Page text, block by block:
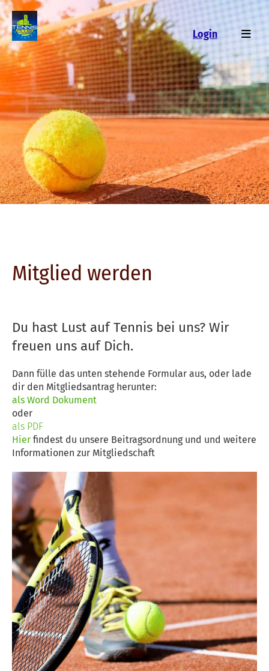
Login
Mitglied werden
Du hast Lust auf Tennis bei uns? Wir
freuen uns auf Dich.
Dann fülle das unten stehende Formular aus, oder lade
dir den Mitgliedsantrag herunter:
als Word Dokument
oder
als PDF
Hier findest du unsere Beitragsordnung und und weitere
Informationen zur Mitgliedschaft